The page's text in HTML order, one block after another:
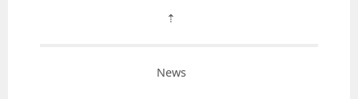
⇡
News